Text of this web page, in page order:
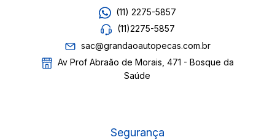
(11) 2275-5857
(11)2275-5857
sac@grandaoautopecas.com.br
Av Prof Abraão de Morais, 471 - Bosque da
Saúde
Segurança